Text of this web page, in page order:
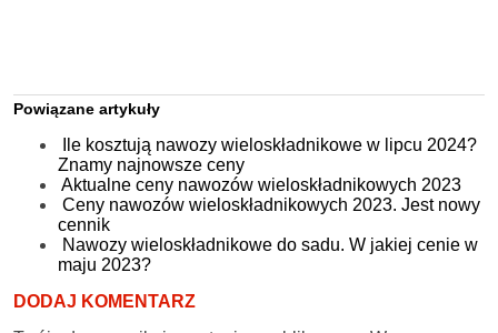
Powiązane artykuły
Ile kosztują nawozy wieloskładnikowe w lipcu 2024?
Znamy najnowsze ceny
Aktualne ceny nawozów wieloskładnikowych 2023
Ceny nawozów wieloskładnikowych 2023. Jest nowy
cennik
Nawozy wieloskładnikowe do sadu. W jakiej cenie w
maju 2023?
DODAJ KOMENTARZ